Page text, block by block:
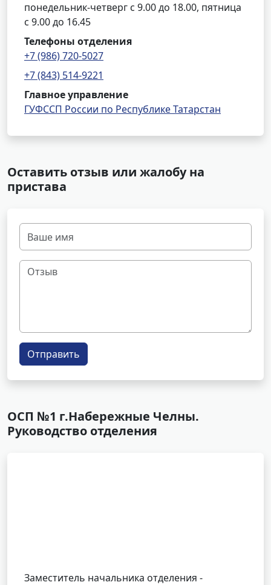
понедельник-четверг с 9.00 до 18.00, пятница
с 9.00 до 16.45
Телефоны отделения
+7 (986) 720-5027
+7 (843) 514-9221
Главное управление
ГУФССП России по Республике Татарстан
Оставить отзыв или жалобу на
пристава
Отправить
ОСП №1 г.Набережные Челны.
Руководство отделения
Заместитель начальника отделения -